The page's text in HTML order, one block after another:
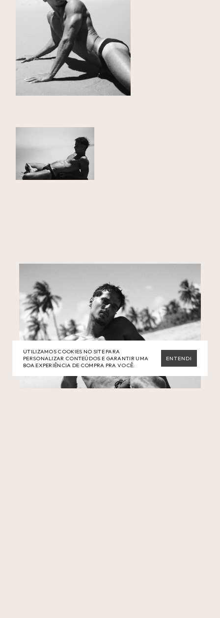
UTILIZAMOS COOKIES NO SITE PARA
PERSONALIZAR CONTEÚDOS E GARANTIR UMA
BOA EXPERIÊNCIA DE COMPRA PRA VOCÊ.
ENTENDI